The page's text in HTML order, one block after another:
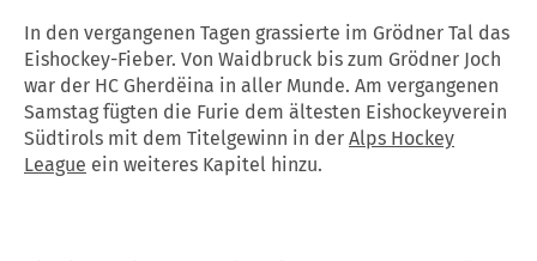
In den vergangenen Tagen grassierte im Grödner Tal das
Eishockey-Fieber. Von Waidbruck bis zum Grödner Joch
war der HC Gherdëina in aller Munde. Am vergangenen
Samstag fügten die Furie dem ältesten Eishockeyverein
Südtirols mit dem Titelgewinn in der Alps Hockey
League ein weiteres Kapitel hinzu.